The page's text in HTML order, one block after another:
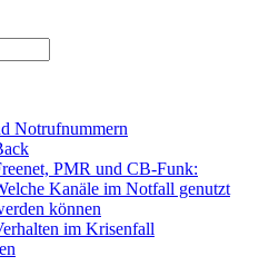
Notrufnummern
PMR und CB-Funk:
Kanäle im Notfall genutzt
können
im Krisenfall